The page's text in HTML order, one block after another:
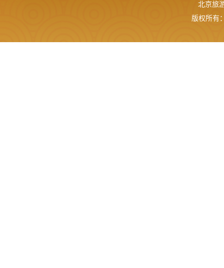
北京旅
版权所有